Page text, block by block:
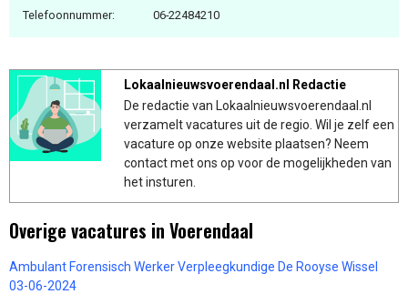
Telefoonnummer: 06-22484210
Lokaalnieuwsvoerendaal.nl Redactie
De redactie van Lokaalnieuwsvoerendaal.nl
verzamelt vacatures uit de regio. Wil je zelf een
vacature op onze website plaatsen? Neem
contact met ons op voor de mogelijkheden van
het insturen.
Overige vacatures in Voerendaal
Ambulant Forensisch Werker Verpleegkundige De Rooyse Wissel
03-06-2024